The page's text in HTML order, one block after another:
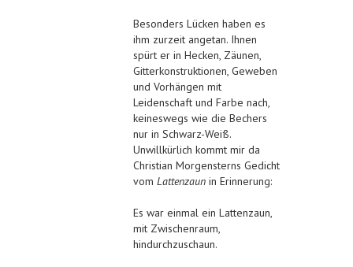
Besonders Lücken haben es
ihm zurzeit angetan. Ihnen
spürt er in Hecken, Zäunen,
Gitterkonstruktionen, Geweben
und Vorhängen mit
Leidenschaft und Farbe nach,
keineswegs wie die Bechers
nur in Schwarz-Weiß.
Unwillkürlich kommt mir da
Christian Morgensterns Gedicht
vom Lattenzaun in Erinnerung:
Es war einmal ein Lattenzaun,
mit Zwischenraum,
hindurchzuschaun.